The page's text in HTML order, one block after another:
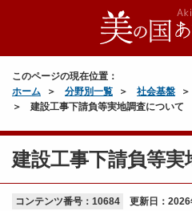
このページの現在位置：
ホーム
分野別一覧 社会基盤
建設工事下請負等実地調査について
建設工事下請負等
コンテンツ番号：10684 更新日： 2026